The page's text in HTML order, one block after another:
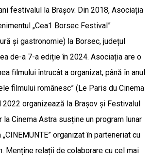
festivalul la Brașov. Din 2018, Asociația
„Cea1 Borsec Festival”
și gastronomie) la Borsec, județul
de-a 7-a ediție în 2024. Asociația are o
filmului întrucât a organizat, până în anul
filmului românesc” (Le Paris du Cinema
2022 organizează la Brașov și Festivalul
la Cinema Astra susține un program lunar
organizat în parteneriat cu
Menține relații de colaborare cu cel mai